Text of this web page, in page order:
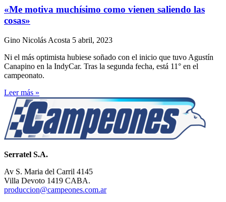
«Me motiva muchísimo como vienen saliendo las
cosas»
Gino Nicolás Acosta 5 abril, 2023
Ni el más optimista hubiese soñado con el inicio que tuvo Agustín
Canapino en la IndyCar. Tras la segunda fecha, está 11° en el
campeonato.
Leer más »
Serratel S.A.
Av S. Maria del Carril 4145
Villa Devoto 1419 CABA.
produccion@campeones.com.ar